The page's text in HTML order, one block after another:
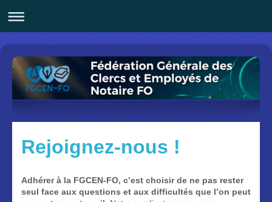
Rejoignez-nous !
Adhérer à la FGCEN-FO, c’est choisir de ne pas rester
seul face aux questions et aux difficultés que l’on peut